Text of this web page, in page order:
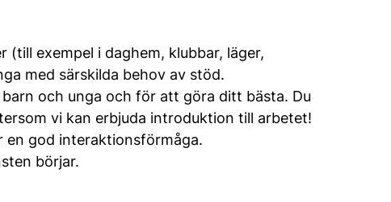
exempel i daghem, klubbar, läger,
med särskilda behov av stöd.
och unga och för att göra ditt bästa. Du
vi kan erbjuda introduktion till arbetet!
en god interaktionsförmåga.
börjar.